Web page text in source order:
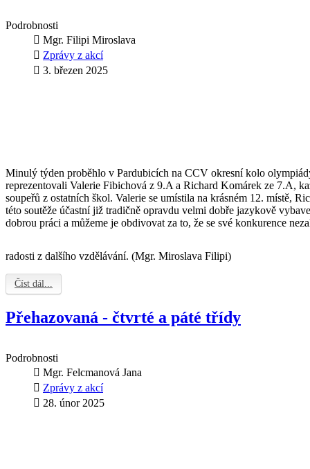
Podrobnosti
Mgr. Filipi Miroslava
Zprávy z akcí
3. březen 2025
Minulý týden proběhlo v Pardubicích na CCV okresní kolo
reprezentovali Valerie Fibichová z 9.A a Richard Komárek ze 7.A,
soupeřů z ostatních škol. Valerie se umístila na krásném 12. místě,
této soutěže účastní již tradičně opravdu velmi dobře jazykově
dobrou práci a můžeme je obdivovat za to, že se své konkurence
radosti z dalšího vzdělávání. (Mgr. Miroslava Filipi)
Číst dál...
Přehazovaná - čtvrté a páté třídy
Podrobnosti
Mgr. Felcmanová Jana
Zprávy z akcí
28. únor 2025